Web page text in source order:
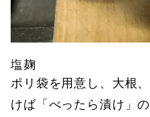
塩麹
ポリ袋を用意し、大根
けば「べったら漬け」の